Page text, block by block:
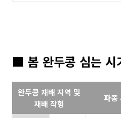
■ 봄 완두콩 심는 시
완두콩 재배 지역 및
재배 작형
파종